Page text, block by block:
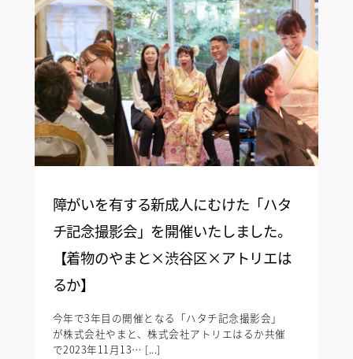
障がいを有する新成人にむけた「ハタ
チ記念撮影会」を開催いたしました。
【着物のやまと×渋谷区×アトリエは
るか】
今年で3年目の開催となる「ハタチ記念撮影会」
が株式会社やまと、株式会社アトリエはるか共催
で2023年11月13… [...]